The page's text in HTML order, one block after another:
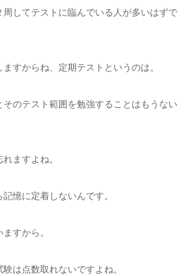
してテストに臨んでいる人が多いはずで
すからね、定期テストというのは。
のテスト範囲を勉強することはもうない
ますよね。
憶に定着しないんです。
すから。
は点数取れないですよね。